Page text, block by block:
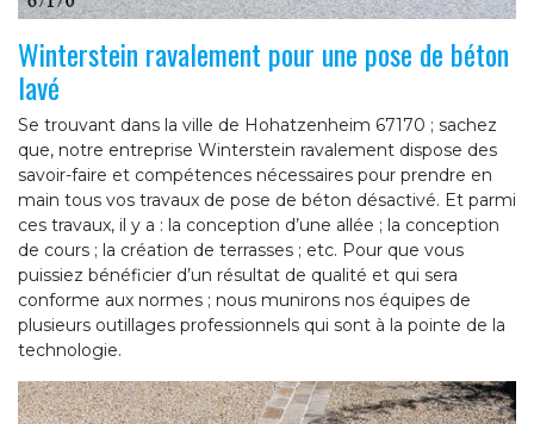
Winterstein ravalement pour une pose de béton
lavé
Se trouvant dans la ville de Hohatzenheim 67170 ; sachez
que, notre entreprise Winterstein ravalement dispose des
savoir-faire et compétences nécessaires pour prendre en
main tous vos travaux de pose de béton désactivé. Et parmi
ces travaux, il y a : la conception d’une allée ; la conception
de cours ; la création de terrasses ; etc. Pour que vous
puissiez bénéficier d’un résultat de qualité et qui sera
conforme aux normes ; nous munirons nos équipes de
plusieurs outillages professionnels qui sont à la pointe de la
technologie.